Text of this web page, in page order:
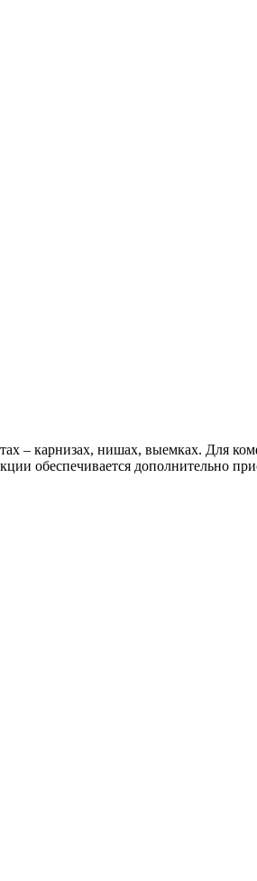
– карнизах, нишах, выемках. Для
обеспечивается дополнительно